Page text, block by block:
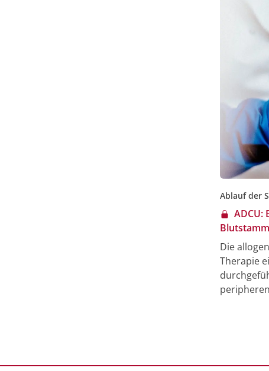
Ablauf der
Die
Therapie
weitere